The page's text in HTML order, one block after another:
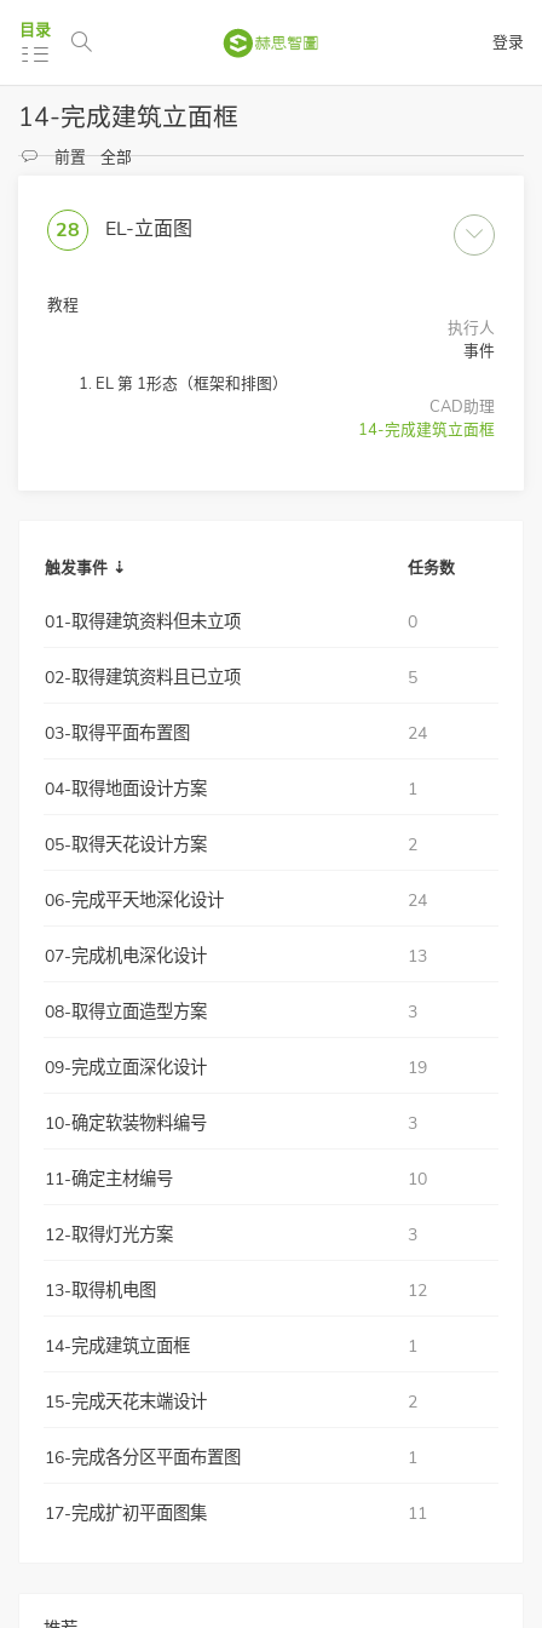
目录
登录
14-完成建筑立面框
前置 全部
28 EL-立面图
教程
执行人
事件
EL 第 1形态（框架和排图）
CAD助理
14-完成建筑立面框
触发事件 ⇣ 任务数
01-取得建筑资料但未立项 0
02-取得建筑资料且已立项 5
03-取得平面布置图 24
04-取得地面设计方案 1
05-取得天花设计方案 2
06-完成平天地深化设计 24
07-完成机电深化设计 13
08-取得立面造型方案 3
09-完成立面深化设计 19
10-确定软装物料编号 3
11-确定主材编号 10
12-取得灯光方案 3
13-取得机电图 12
14-完成建筑立面框 1
15-完成天花末端设计 2
16-完成各分区平面布置图 1
17-完成扩初平面图集 11